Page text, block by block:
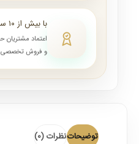
با بیش از ۱۰ سال سابقه فروش اینترنتی
اعتماد
و فروش تخصصی
توضیحاتنظرات (0)